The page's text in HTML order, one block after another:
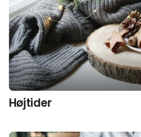
Højtider